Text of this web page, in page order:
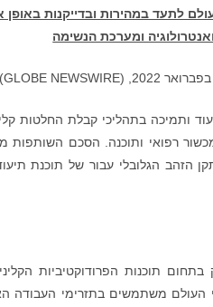
לתעד במהירות ובדייקנות באופן
ומערכת הנשימה
ותמיכה בתהליכי קבלת החלטות
מתקני רפואה ברחבי העולם משתמשים